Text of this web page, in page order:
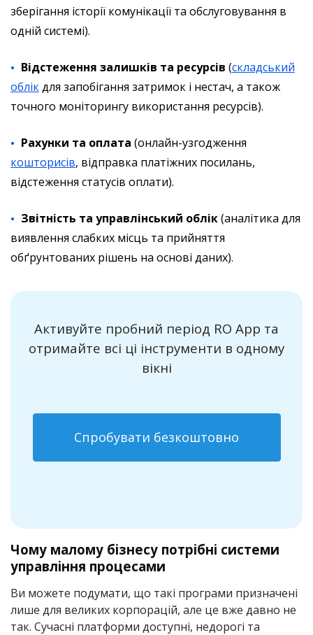
зберігання історії комунікації та обслуговування в
одній системі).
Відстеження залишків та ресурсів (складський
облікдля запобігання затримок і нестач, а також
точного моніторингу використання ресурсів).
Рахунки та оплата (онлайн-узгодження
кошторисів, відправка платіжних посилань,
відстеження статусів оплати).
Звітність та управлінський облік(аналітика для
виявлення слабких місць та прийняття
обґрунтованих рішень на основі даних).
Активуйте пробний період RO App та
отримайте всі ці інструменти в одному
вікні
Спробувати безкоштовно
Чому малому бізнесу потрібні системи
управління процесами
Ви можете подумати, що такі програми призначені
лише для великих корпорацій, але це вже давно не
так. Сучасні платформи доступні, недорогі та